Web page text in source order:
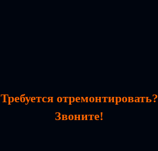
Требуется отремонтировать?
Звоните!